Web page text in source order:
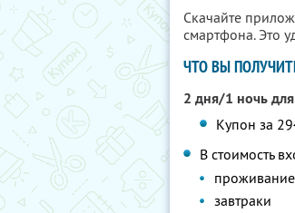
Скачайте
смартфона. Это
ЧТО ВЫ
2 дня/1 ночь
Купон за
В стоимость
завтраки